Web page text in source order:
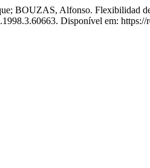
BOUZAS, Alfonso. Flexibilidad
Disponível em: